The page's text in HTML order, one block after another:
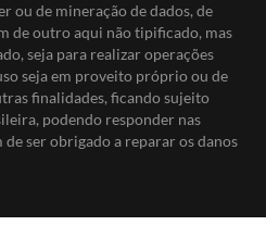
ou de mineração de dados, de
de outro aqui não tipificado, mas
seja para realizar operações
seja em proveito próprio ou de
finalidades, ficando sujeito
podendo responder nas
ser obrigado a reparar os danos